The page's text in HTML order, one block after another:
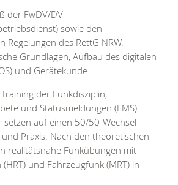
der FwDV/DV
sowie den
Regelungen des RettG NRW.
Grundlagen, Aufbau des digitalen
und Gerätekunde
der Funkdisziplin,
und Statusmeldungen (FMS).
setzen auf einen 50/50-Wechsel
Praxis. Nach den theoretischen
realitätsnahe Funkübungen mit
und Fahrzeugfunk (MRT) in